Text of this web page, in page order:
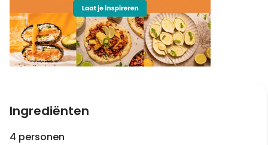
Ingrediënten
4 personen